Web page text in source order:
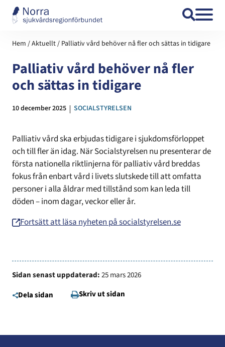
Hem /Aktuellt/ Palliativ vård behöver nå fler och sättas in tidigare
Palliativ vård behöver nå fler
och sättas in tidigare
Datum:
10 december 2025 Kategori:
SOCIALSTYRELSEN
Palliativ vård ska erbjudas tidigare i sjukdomsförloppet
och till fler än idag. När Socialstyrelsen nu presenterar de
första nationella riktlinjerna för palliativ vård breddas
fokus från enbart vård i livets slutskede till att omfatta
personer i alla åldrar med tillstånd som kan leda till
döden – inom dagar, veckor eller år.
Fortsätt att läsa nyheten på socialstyrelsen.se
Sidan senast uppdaterad:25 mars 2026
Dela sidan
Skriv ut sidan